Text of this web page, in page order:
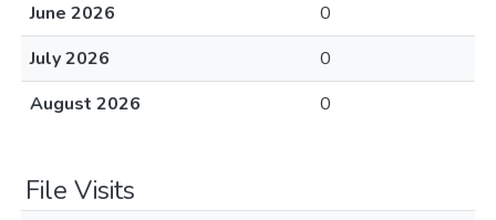
June 2026
0
July 2026
0
August 2026
0
File Visits